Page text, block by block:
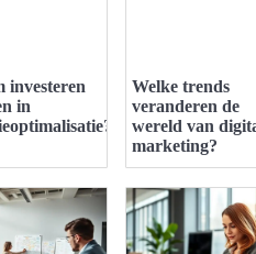
investeren
in
Welke trends
veranderen de
wereld van
marketing?